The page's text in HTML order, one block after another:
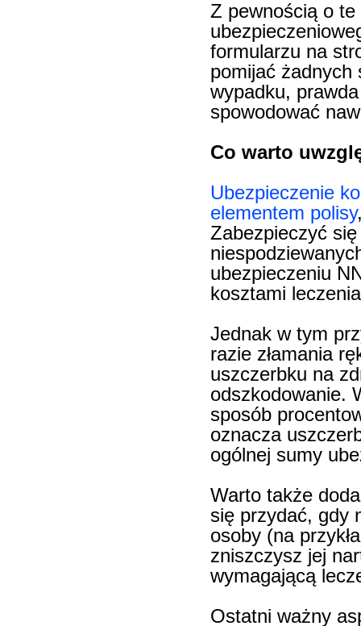
Z pewnością o
formularzu na
pomijać żadnych
wypadku,
spowodować
Co warto
Ubezpieczenie
elementem polisy
Zabezpieczyć
ubezpieczeniu
kosztami
Jednak w tym
razie złamania
uszczerbku na
odszkodowanie.
sposób
oznacza
ogólnej sumy
Warto także
się przydać, gdy
osoby (na
zniszczysz jej
wymagającą
Ostatni ważny